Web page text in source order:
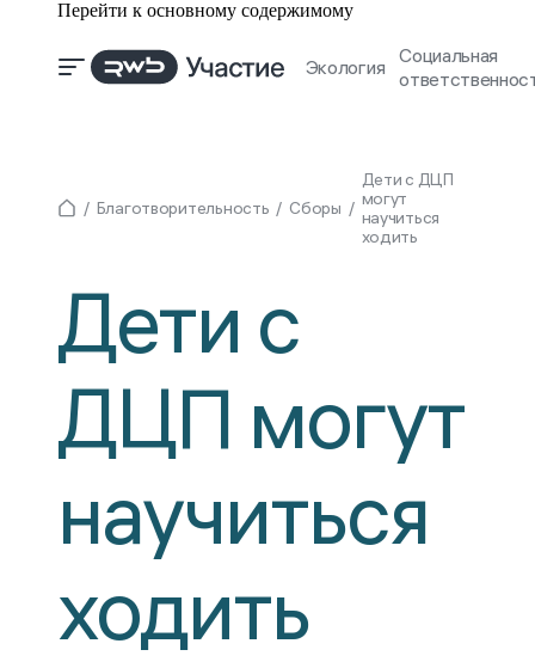
Перейти к основному содержимому
Экология
Социальная
Благотворительность Сборы
Дети с ДЦП
могут
научиться
ходить
Дети с
ДЦП могут
научиться
ходить